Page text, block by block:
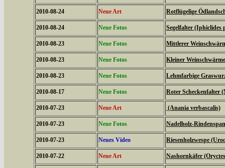
2010-08-24 Neue Art Rotflügelige
2010-08-24 Neue Fotos Segelfalter (Iphiclides
2010-08-23 Neue Fotos Mittlerer
2010-08-23 Neue Fotos Kleiner
2010-08-23 Neue Fotos Lehmfarbige
2010-08-17 Neue Fotos Roter Scheckenfalter
2010-07-23 Neue Art (Anania verbascalis)
2010-07-23 Neue Fotos Nadelholz-
2010-07-23 Neues Video Riesenholzwespe
2010-07-22 Neue Art Nashornkäfer